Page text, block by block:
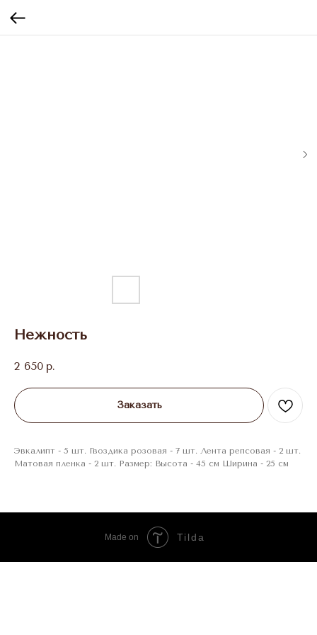
Нежность
2 650 р.
Заказать
Эвкалипт - 5 шт. Гвоздика розовая - 7 шт. Лента репсовая - 2 шт.
Матовая пленка - 2 шт. Размер: Высота - 45 см Ширина - 25 см
Made on Tilda